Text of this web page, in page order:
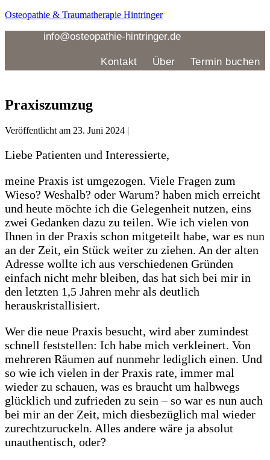
Zum
Osteopathie & Traumatherapie Hintringer
info@osteopathie-hintringer.de
Kontakt Über Termin buchen
Praxiszumzug
Veröffentlicht am 23. Juni 2024 |
Liebe Patienten und Interessierte,
meine Praxis ist umgezogen. Viele Fragen zum
Wieso? Weshalb? oder Warum? haben mich erreicht
und heute möchte ich die Gelegenheit nutzen, eins
zwei Gedanken dazu zu teilen. Wie ich vielen von
Ihnen in der Praxis schon mitgeteilt habe, war es nun
an der Zeit, ein Stück weiter zu ziehen. An der alten
Adresse wollte ich aus verschiedenen Gründen
einfach nicht mehr bleiben, das hat sich bei mir in
den letzten 1,5 Jahren mehr als deutlich
herauskristallisiert.
Wer die neue Praxis besucht, wird aber zumindest
schnell feststellen: Ich habe mich verkleinert. Von
mehreren Räumen auf nunmehr lediglich einen. Und
so wie ich vielen in der Praxis rate, immer mal
wieder zu schauen, was es braucht um halbwegs
glücklich und zufrieden zu sein – so war es nun auch
bei mir an der Zeit, mich diesbezüglich mal wieder
zurechtzuruckeln. Alles andere wäre ja absolut
unauthentisch, oder?